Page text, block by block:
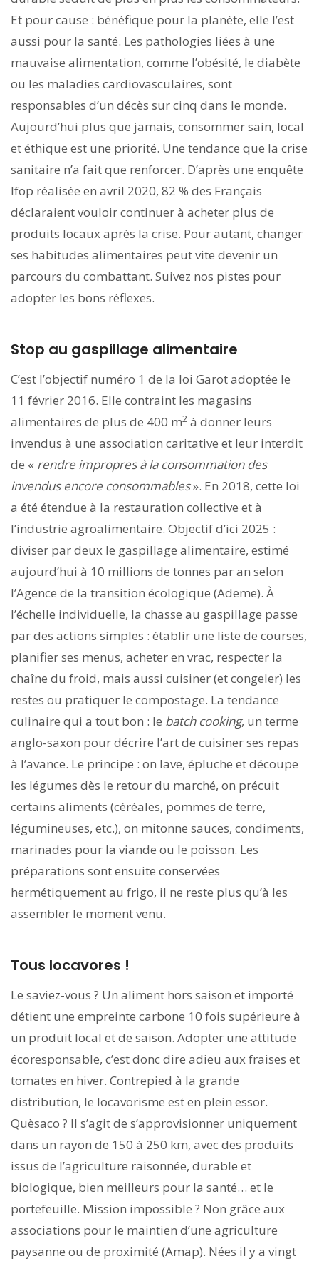
Et pour cause : bénéfique pour la planète, elle l’est
aussi pour la santé. Les pathologies liées à une
mauvaise alimentation, comme l’obésité, le diabète
ou les maladies cardiovasculaires, sont
responsables d’un décès sur cinq dans le monde.
Aujourd’hui plus que jamais, consommer sain, local
et éthique est une priorité. Une tendance que la crise
sanitaire n’a fait que renforcer. D’après une enquête
Ifop réalisée en avril 2020, 82 % des Français
déclaraient vouloir continuer à acheter plus de
produits locaux après la crise. Pour autant, changer
ses habitudes alimentaires peut vite devenir un
parcours du combattant. Suivez nos pistes pour
adopter les bons réflexes.
Stop au gaspillage alimentaire
C’est l’objectif numéro 1 de la loi Garot adoptée le
11 février 2016. Elle contraint les magasins
alimentaires de plus de 400 m2 à donner leurs
invendus à une association caritative et leur interdit
de « rendre impropres à la consommation des
invendus encore consommables». En 2018, cette loi
a été étendue à la restauration collective et à
l’industrie agroalimentaire. Objectif d’ici 2025 :
diviser par deux le gaspillage alimentaire, estimé
aujourd’hui à 10 millions de tonnes par an selon
l’Agence de la transition écologique (Ademe). À
l’échelle individuelle, la chasse au gaspillage passe
par des actions simples : établir une liste de courses,
planifier ses menus, acheter en vrac, respecter la
chaîne du froid, mais aussi cuisiner (et congeler) les
restes ou pratiquer le compostage. La tendance
culinaire qui a tout bon : le batch cooking, un terme
anglo-saxon pour décrire l’art de cuisiner ses repas
à l’avance. Le principe : on lave, épluche et découpe
les légumes dès le retour du marché, on précuit
certains aliments (céréales, pommes de terre,
légumineuses, etc.), on mitonne sauces, condiments,
marinades pour la viande ou le poisson. Les
préparations sont ensuite conservées
hermétiquement au frigo, il ne reste plus qu’à les
assembler le moment venu.
Tous locavores !
Le saviez-vous ? Un aliment hors saison et importé
détient une empreinte carbone 10 fois supérieure à
un produit local et de saison. Adopter une attitude
écoresponsable, c’est donc dire adieu aux fraises et
tomates en hiver. Contrepied à la grande
distribution, le locavorisme est en plein essor.
Quèsaco ? Il s’agit de s’approvisionner uniquement
dans un rayon de 150 à 250 km, avec des produits
issus de l’agriculture raisonnée, durable et
biologique, bien meilleurs pour la santé… et le
portefeuille. Mission impossible ? Non grâce aux
associations pour le maintien d’une agriculture
paysanne ou de proximité (Amap). Nées il y a vingt